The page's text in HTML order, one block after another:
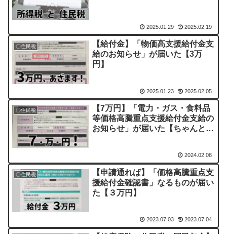
2025.01.29 2025.02.19
〇住民税
【給付金】「物価高支援給付金支
給のお知らせ」が届いた【3万
円】
2025.01.23 2025.02.05
〇住民税
【7万円】「電力・ガス・食料品
等価格高騰重点支援給付金支給の
お知らせ」が届いた【ちゃんと貰
2024.02.08
〇住民税
【申請通れば】「価格高騰重点支
援給付金確認書」なるものが届い
た【３万円】
2023.07.03 2023.07.04